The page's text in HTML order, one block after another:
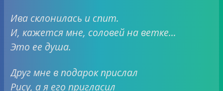
Ива склонилась и спит.
И, кажется мне, соловей на ветке…
Это ее душа.
Друг мне в подарок прислал
Рису, а я его пригласил